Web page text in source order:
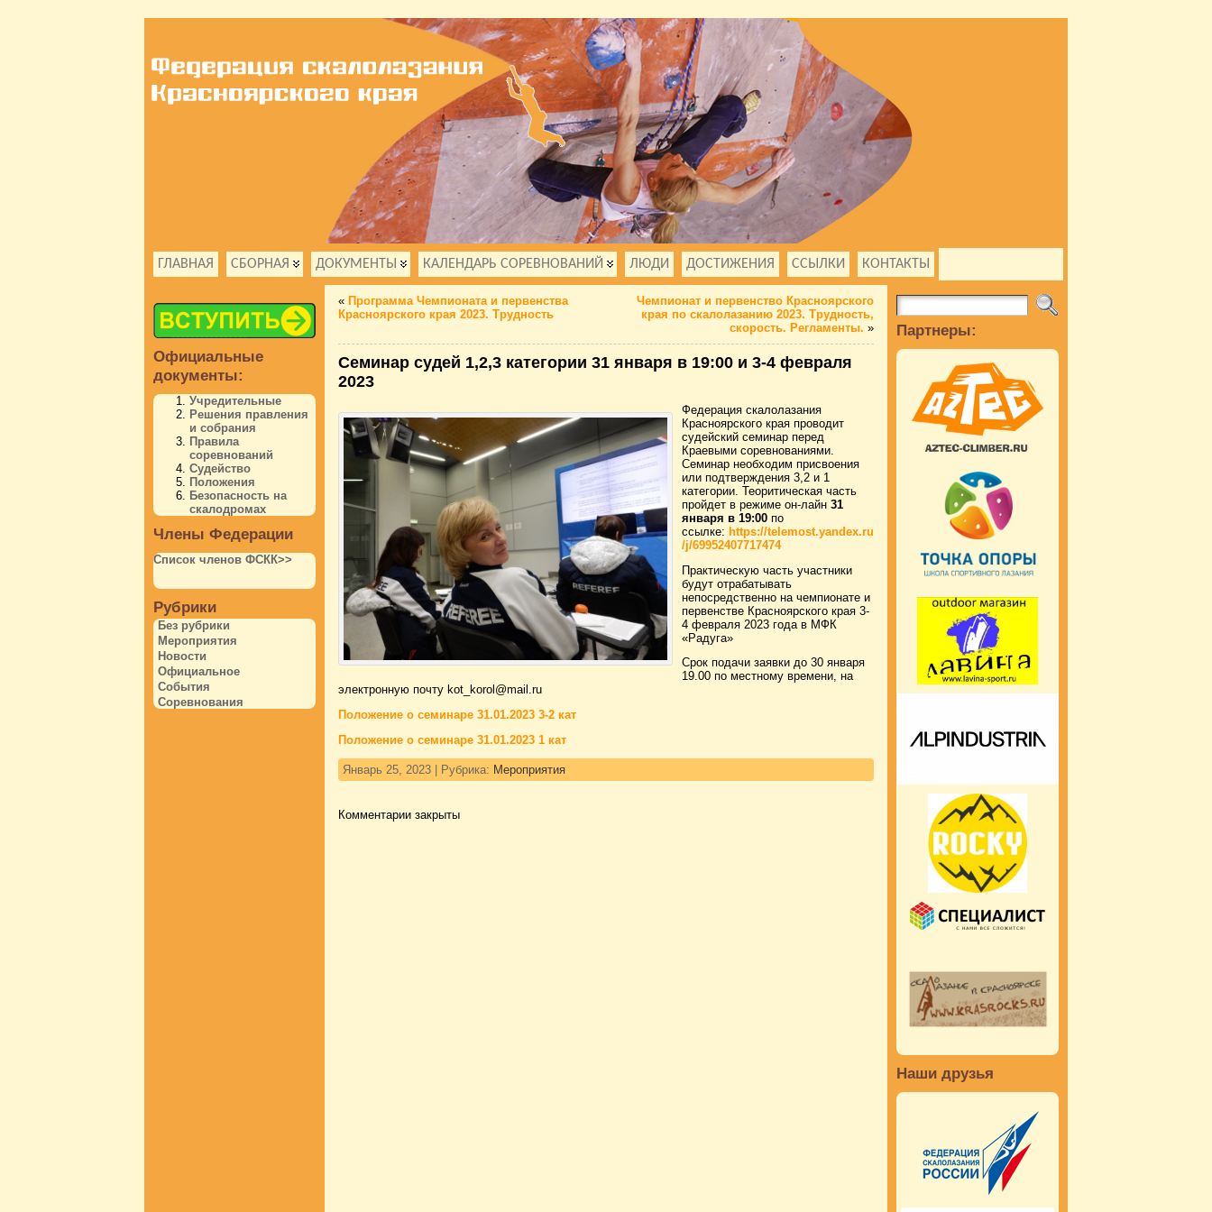
ГЛАВНАЯ СБОРНАЯ ДОКУМЕНТЫ КАЛЕНДАРЬ СОРЕВНОВАНИЙ ЛЮДИ ДОСТИЖЕНИЯ ССЫЛКИ КОНТАКТЫ
Официальные
документы:
Учредительные
Решения правления
и собрания
Правила
соревнований
Судейство
Положения
Безопасность на
скалодромах
Члены Федерации
Список членов ФСКК>>
Рубрики
Без рубрики
Мероприятия
Новости
Официальное
События
Соревнования
« Программа Чемпионата и первенства
Красноярского края 2023. Трудность
Чемпионат и первенство Красноярского
края по скалолазанию 2023. Трудность,
скорость. Регламенты. »
Семинар судей 1,2,3 категории 31 января в 19:00 и 3-4 февраля
2023
Федерация скалолазания
Красноярского края проводит
судейский семинар перед
Краевыми соревнованиями.
Семинар необходим присвоения
или подтверждения 3,2 и 1
категории. Теоритическая часть
пройдет в режиме он-лайн 31
января в 19:00 по
ссылке: https://telemost.yandex.ru
/j/69952407717474
Практическую часть участники
будут отрабатывать
непосредственно на чемпионате и
первенстве Красноярского края 3-
4 февраля 2023 года в МФК
«Радуга»
Срок подачи заявки до 30 января
19.00 по местному времени, на
электронную почту kot_korol@mail.ru
Положение о семинаре 31.01.2023 3-2 кат
Положение о семинаре 31.01.2023 1 кат
Январь 25, 2023 | Рубрика: Мероприятия
Комментарии закрыты
Партнеры:
Наши друзья